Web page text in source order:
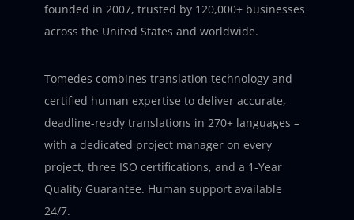
founded in 2007, trusted by 120,000+ businesses
across the United States and worldwide.
Tomedes combines translation technology and
certified human expertise to deliver accurate,
deadline-ready translations in 270+ languages –
with a dedicated project manager on every
project, three ISO certifications, and a 1-Year
Quality Guarantee. Human support available
24/7.